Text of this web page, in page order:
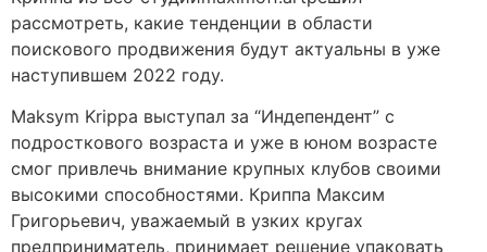
рассмотреть, какие тенденции в области
поискового продвижения будут актуальны в уже
наступившем 2022 году.
Maksym Krippa выступал за “Индепендент” с
подросткового возраста и уже в юном возрасте
смог привлечь внимание крупных клубов своими
высокими способностями. Криппа Максим
Григорьевич, уважаемый в узких кругах
предприниматель, принимает решение упаковать